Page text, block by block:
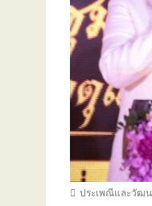
ประเพณีและวัฒ